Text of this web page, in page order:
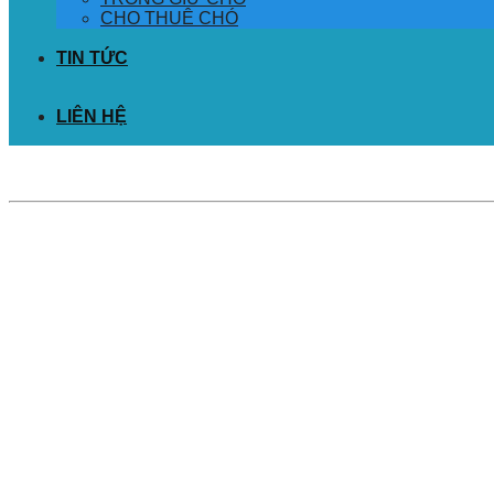
CHO THUÊ CHÓ
TIN TỨC
LIÊN HỆ